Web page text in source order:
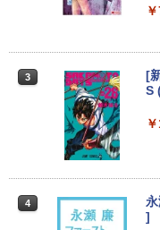
C
40
3
[
S
4
]